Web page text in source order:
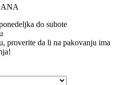
do subote
proverite da li na pakovanju ima